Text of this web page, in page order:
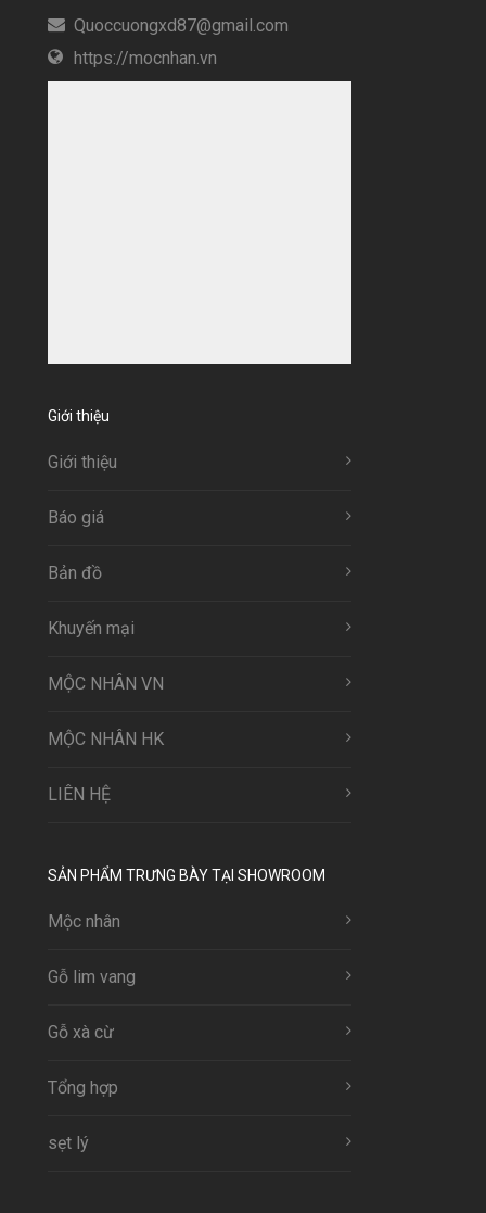
Quoccuongxd87@gmail.com
https://mocnhan.vn
Giới thiệu
Giới thiệu
Báo giá
Bản đồ
Khuyến mại
MỘC NHÂN VN
MỘC NHÂN HK
LIÊN HỆ
SẢN PHẨM TRƯNG BÀY TẠI SHOWROOM
Mộc nhân
Gỗ lim vang
Gỗ xà cừ
Tổng hợp
sẹt lý